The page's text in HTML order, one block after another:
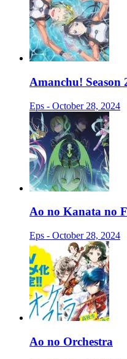
Amanchu! Season
Eps - October 28, 2024
Ao no Kanata no
Eps - October 28, 2024
Ao no Orchestra